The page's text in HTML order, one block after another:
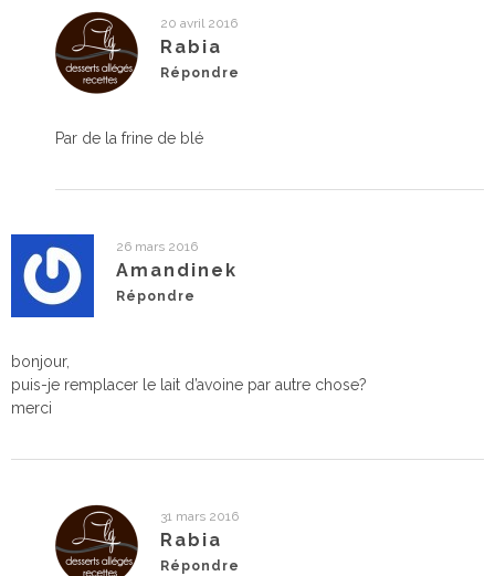
20 avril 2016
Rabia
Répondre
Par de la frine de blé
26 mars 2016
Amandinek
Répondre
bonjour,
puis-je remplacer le lait d’avoine par autre chose?
merci
31 mars 2016
Rabia
Répondre